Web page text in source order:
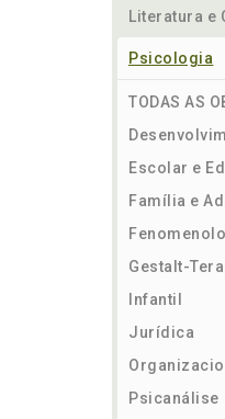
Literatura e
Psicologia
TODAS AS
Escolar e
Família e
Gestalt-
Infantil
Jurídica
Psicanálise